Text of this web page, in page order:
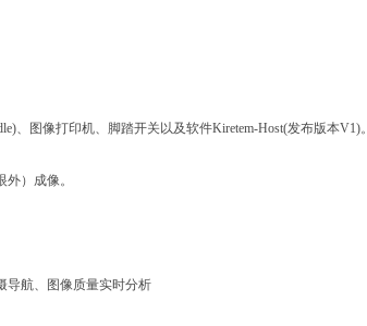
、图像打印机、脚踏开关以及软件Kiretem-Host(发布版本V1)。
）成像。
导航、图像质量实时分析